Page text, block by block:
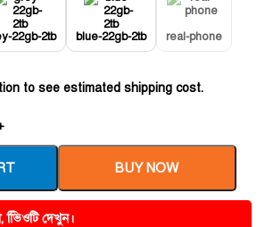
22gb-2tb blue-22gb-2tb real-phone
to see estimated shipping cost.
BUY NOW
ভিিওটি দেখুন।